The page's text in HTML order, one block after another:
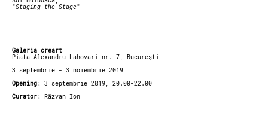
"Staging the Stage"
Galeria creart
Piața Alexandru Lahovari nr. 7, București
3 septembrie - 3 noiembrie 2019
Opening: 3 septembrie 2019, 20.00-22.00
Curator: Răzvan Ion